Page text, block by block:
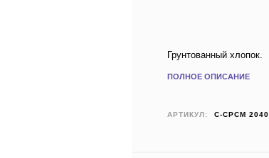
Грунтованный хлопок.
ПОЛНОЕ ОПИСАНИЕ
АРТИКУЛ: С-СРСМ 2040